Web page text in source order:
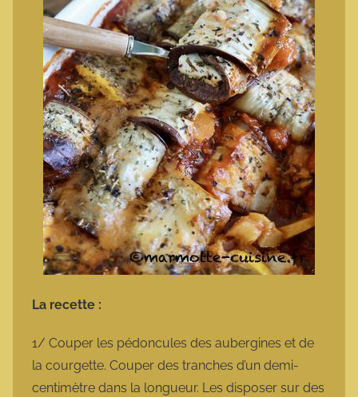
La recette :
1/ Couper les pédoncules des aubergines et de
la courgette. Couper des tranches d’un demi-
centimètre dans la longueur. Les disposer sur des